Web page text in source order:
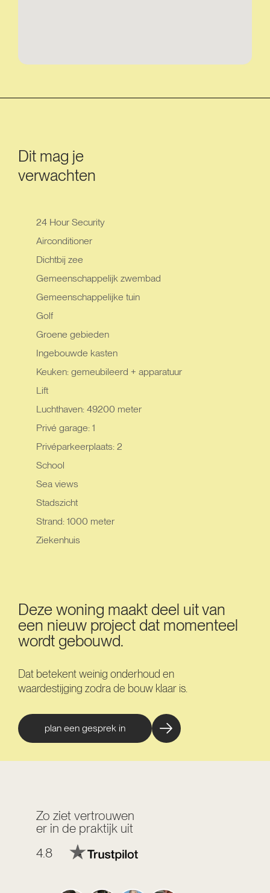
Dit mag je
verwachten
24 Hour Security
Airconditioner
Dichtbij zee
Gemeenschappelijk zwembad
Gemeenschappelijke tuin
Golf
Groene gebieden
Ingebouwde kasten
Keuken: gemeubileerd + apparatuur
Lift
Luchthaven: 49200 meter
Privé garage: 1
Privéparkeerplaats: 2
School
Sea views
Stadszicht
Strand: 1000 meter
Ziekenhuis
Deze woning maakt deel uit van
een nieuw project dat momenteel
wordt gebouwd.
Dat betekent weinig onderhoud en
waardestijging zodra de bouw klaar is.
plan een gesprek in
Zo ziet vertrouwen
er in de praktijk uit
4.8